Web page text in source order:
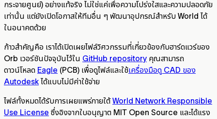
กระจายศูนย์) อย่างแท้จริง ไม่ใช่แค่เพื่อความโปร่งใสและความปลอดภัย
เท่านั้น แต่ยังเปิดโอกาสให้ทีมอื่น ๆ พัฒนาอุปกรณ์สำหรับ World ได้
ในอนาคตด้วย
ก้าวสำคัญคือ เราได้เปิดเผยไฟล์วิศวกรรมที่เกี่ยวข้องกับฮาร์ดแวร์ของ
Orb เวอร์ชันปัจจุบันไว้ใน GitHub repository คุณสามารถ
ดาวน์โหลด Eagle (PCB) เพื่อดูไฟล์และใช้เครื่องมือดู CAD ของ
Autodesk ได้แบบไม่มีค่าใช้จ่าย
ไฟล์ทั้งหมดได้รับการเผยแพร่ภายใต้World Network Responsible
Use License ซึ่งอิงจากใบอนุญาต MIT Open Source และได้แรง